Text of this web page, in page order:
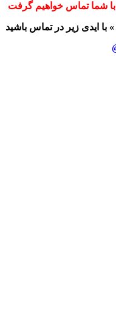
با شما تماس خواهیم گرفت
» با ایدی زیر در تماس باشید